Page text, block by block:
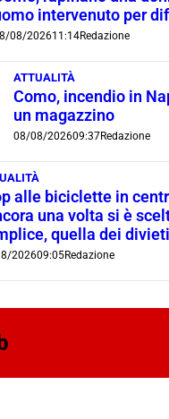
intervenuto per
08/202611:14Redazione
ATTUALITÀ
Como, incendio in
un magazzino
08/08/202609:37Redazione
alle biciclette in
una volta si è
quella dei
202609:05Redazione